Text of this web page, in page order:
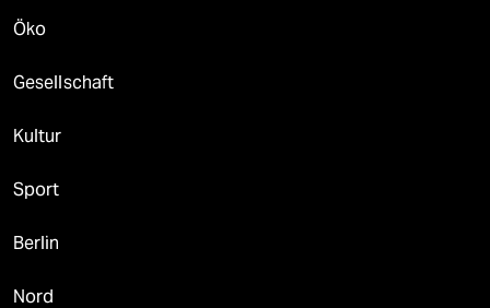
Öko
Gesellschaft
Kultur
Sport
Berlin
Nord